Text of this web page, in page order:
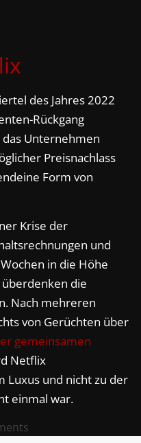
des Jahres 2022
Rückgang
Unternehmen
Preisnachlass
Form von
Krise der
und
in die Höhe
die
Nach mehreren
von Gerüchten über
gemeinsamen
Netflix
Luxus und nicht zu der
einmal war.